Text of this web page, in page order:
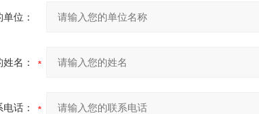
位：
名：
话：